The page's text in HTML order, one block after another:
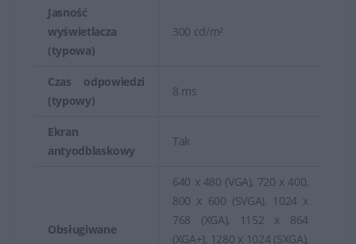
Jasność
wyświetlacza
(typowa)
300 cd/m²
Czas odpowiedzi
(typowy)
8 ms
Ekran
antyodblaskowy
Tak
Obsługiwane
640 x 480 (VGA), 720 x 400,
800 x 600 (SVGA), 1024 x
768 (XGA), 1152 x 864
(XGA+), 1280 x 1024 (SXGA),